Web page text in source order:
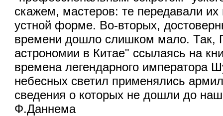
скажем, мастеров: те передавали
устной форме. Во-вторых,
времени дошло слишком мало. Так,
астрономии в Китае" ссылаясь на
времена легендарного императора
небесных светил применялись
сведения о которых не дошли до
Ф.Даннема